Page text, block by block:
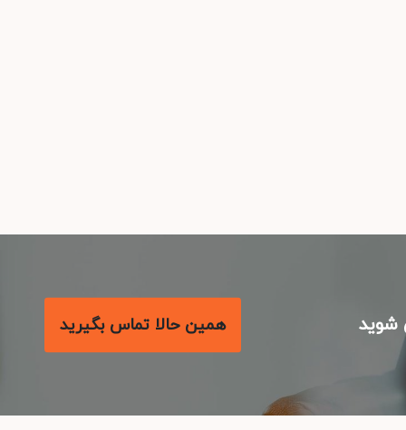
همین حالا تماس بگیرید